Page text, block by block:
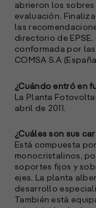
abrieron los
evaluación.
las
directorio de
conformada por las
COMSA S.A
¿Cuándo entró en
La Planta
abril de 2011.
¿Cuáles son sus
Está compuesta
monocristalinos,
soportes fijos y
ejes. La planta
desarrollo
También está